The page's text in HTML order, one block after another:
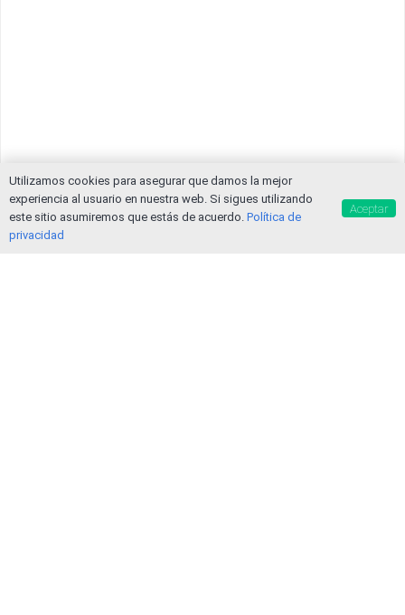
Utilizamos cookies para asegurar que damos la mejor
experiencia al usuario en nuestra web. Si sigues utilizando
este sitio asumiremos que estás de acuerdo. Política de
privacidad
Aceptar